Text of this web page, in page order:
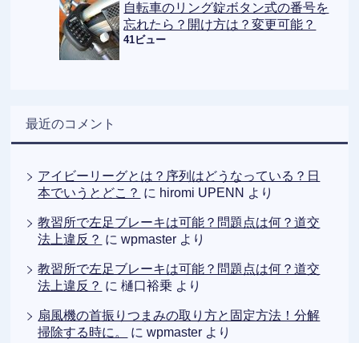
自転車のリング錠ボタン式の番号を
忘れたら？開け方は？変更可能？
41ビュー
最近のコメント
アイビーリーグとは？序列はどうなっている？日
本でいうとどこ？ に hiromi UPENN より
教習所で左足ブレーキは可能？問題点は何？道交
法上違反？ にwpmaster より
教習所で左足ブレーキは可能？問題点は何？道交
法上違反？ に樋口裕乗 より
扇風機の首振りつまみの取り方と固定方法！分解
掃除する時に。
にwpmaster より